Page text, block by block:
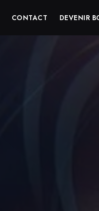
CONTACT DEVENIR